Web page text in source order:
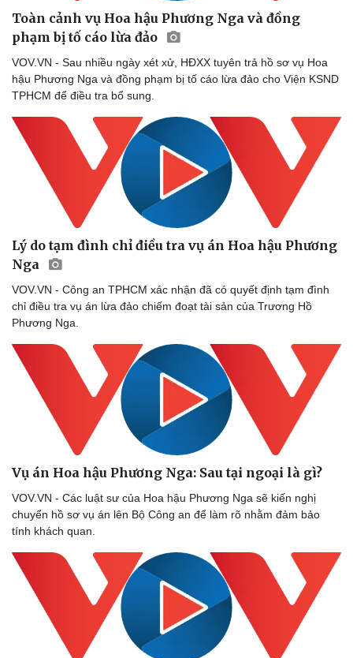
Tư vấn
Săn Tour
check-in
Câu chuyện thời sự
Đọc truyện đêm khuya
Cửa sổ tình yêu
Kể chuyện cho bé
Hạt giống tâm hồn
Toàn cảnh vụ Hoa hậu Phương Nga và đồng
phạm bị tố cáo lừa đảo
VOV.VN - Sau nhiều ngày xét xử, HĐXX tuyên trả hồ sơ vụ Hoa
hậu Phương Nga và đồng phạm bị tố cáo lừa đảo cho Viện KSND
TPHCM để điều tra bổ sung.
Lý do tạm đình chỉ điều tra vụ án Hoa hậu Phương
Nga
VOV.VN - Công an TPHCM xác nhận đã có quyết định tạm đình
chỉ điều tra vụ án lừa đảo chiếm đoạt tài sản của Trương Hồ
Phương Nga.
Vụ án Hoa hậu Phương Nga: Sau tại ngoại là gì?
VOV.VN - Các luật sư của Hoa hậu Phương Nga sẽ kiến nghị
chuyển hồ sơ vụ án lên Bộ Công an để làm rõ nhằm đảm bảo
tính khách quan.